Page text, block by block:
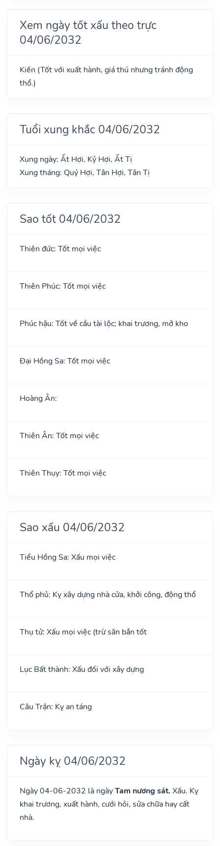
Xem ngày tốt xấu theo trực
04/06/2032
Kiến (Tốt với xuất hành, giá thú nhưng tránh động
thổ.)
Tuổi xung khắc 04/06/2032
Xung ngày: Ất Hợi, Kỷ Hợi, Ất Tị
Xung tháng: Quý Hợi, Tân Hợi, Tân Tị
Sao tốt 04/06/2032
Thiên đức: Tốt mọi việc
Thiên Phúc: Tốt mọi việc
Phúc hậu: Tốt về cầu tài lộc; khai trương, mở kho
Đại Hồng Sa: Tốt mọi việc
Hoàng Ân:
Thiên Ân: Tốt mọi việc
Thiên Thụy: Tốt mọi việc
Sao xấu 04/06/2032
Tiểu Hồng Sa: Xấu mọi việc
Thổ phủ: Kỵ xây dựng nhà cửa, khởi công, động thổ
Thụ tử: Xấu mọi việc (trừ săn bắn tốt
Lục Bất thành: Xấu đối với xây dựng
Câu Trận: Kỵ an táng
Ngày kỵ 04/06/2032
Ngày 04-06-2032 là ngàyTam nương sát. Xấu. Kỵ
khai trương, xuất hành, cưới hỏi, sửa chữa hay cất
nhà.